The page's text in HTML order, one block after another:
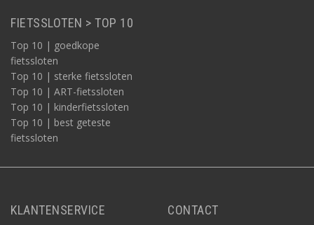
FIETSSLOTEN > TOP 10
Top 10 | goedkope
fietssloten
Top 10 | sterke fietssloten
Top 10 | ART-fietssloten
Top 10 | kinderfietssloten
Top 10 | best geteste
fietssloten
KLANTENSERVICE CONTACT